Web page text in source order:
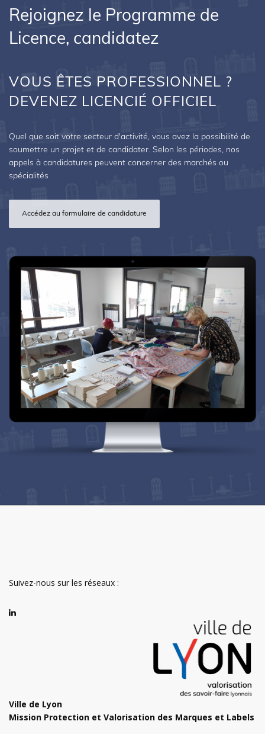
Rejoignez le Programme de
Licence, candidatez
VOUS ÊTES PROFESSIONNEL ?
DEVENEZ LICENCIÉ OFFICIEL
Quel que soit votre secteur d'activité, vous avez la possibilité de
soumettre un projet et de candidater. Selon les périodes, nos
appels à candidatures peuvent concerner des marchés ou
spécialités
Accédez au formulaire de candidature
Suivez-nous sur les réseaux :
Ville de Lyon
Mission Protection et Valorisation des Marques et Labels